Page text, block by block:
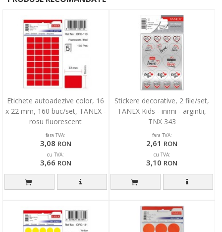
Etichete autoadezive color, 16
x 22 mm, 160 buc/set, TANEX -
rosu fluorescent
fara TVA:
3,08 RON
cu TVA:
3,66 RON
Stickere decorative, 2 file/set,
TANEX Kids - inimi - argintii,
TNX 343
fara TVA:
2,61 RON
cu TVA:
3,10 RON